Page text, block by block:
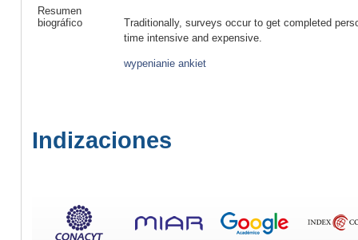
Resumen
biográfico
Traditionally, surveys occur to get completed
time intensive and expensive.
wypenianie ankiet
Indizaciones